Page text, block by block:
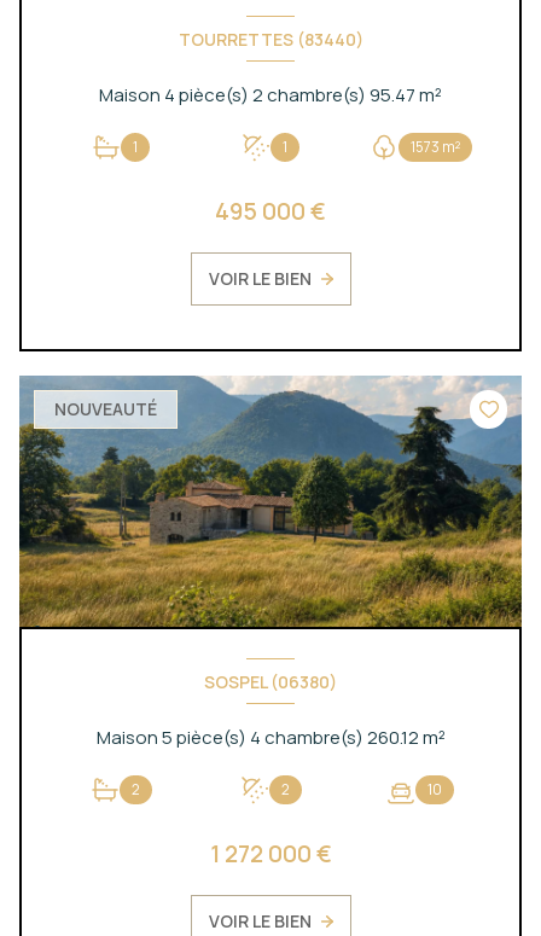
TOURRETTES (83440)
Maison 4 pièce(s) 2 chambre(s) 95.47 m²
1 1 1573 m²
495 000 €
VOIR LE BIEN
NOUVEAUTÉ
SOSPEL (06380)
Maison 5 pièce(s) 4 chambre(s) 260.12 m²
2 2 10
1 272 000 €
VOIR LE BIEN